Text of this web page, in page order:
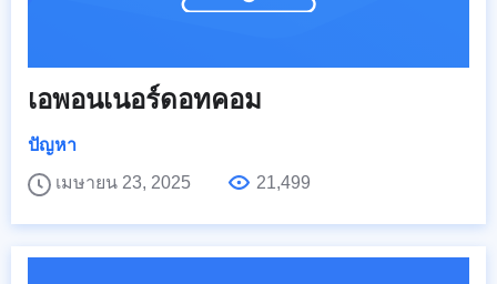
เอพอนเนอร์ดอทคอม
ปัญหา
เมษายน 23, 2025
21,499